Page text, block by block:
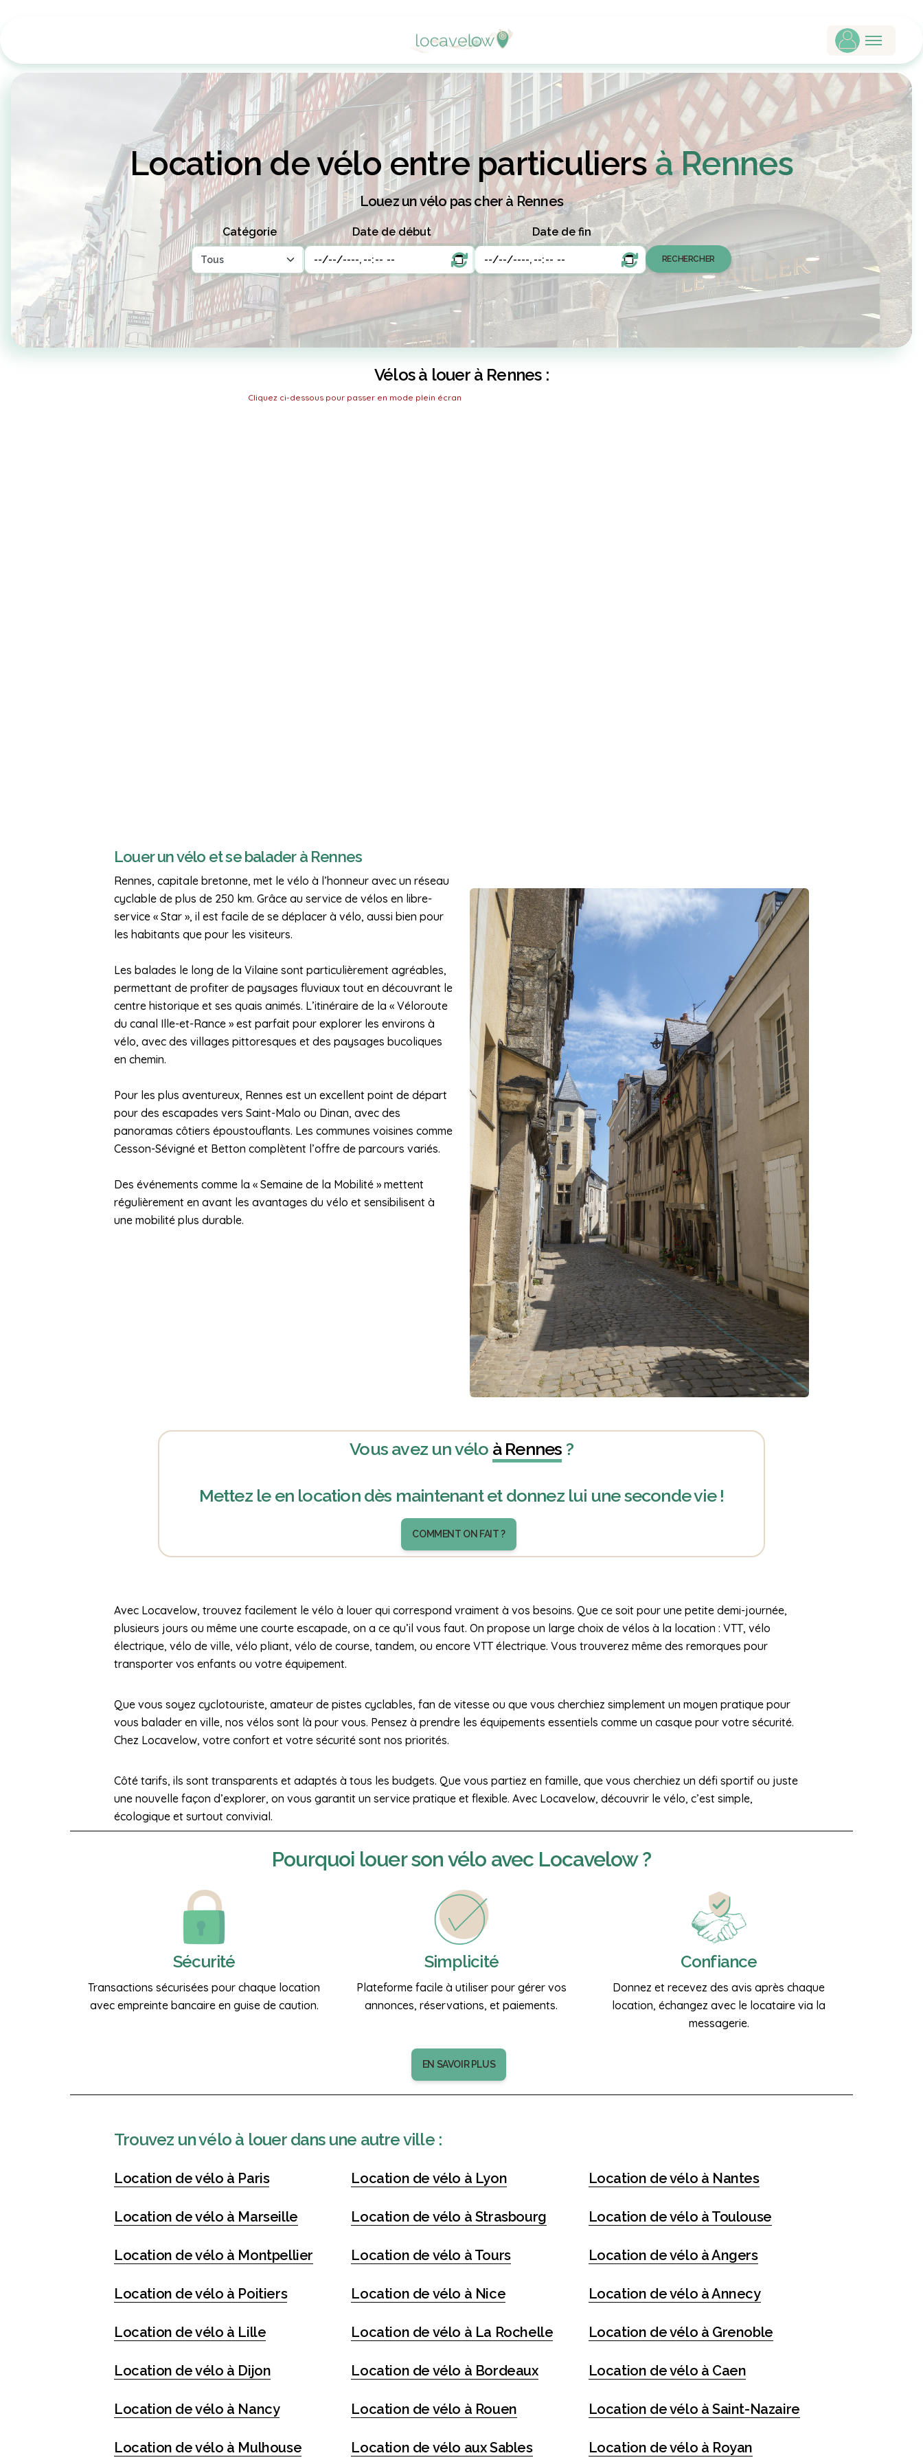
Location de vélo entre particuliersà Rennes
Louez un vélo pas cher à Rennes
Catégorie Date de début Date de fin
Vélos à louer à Rennes :
Cliquez ci-dessous pour passer en mode plein écran
Louer un vélo et se balader à Rennes
Rennes, capitale bretonne, met le vélo à l’honneur avec un réseau
cyclable de plus de 250 km. Grâce au service de vélos en libre-
service « Star », il est facile de se déplacer à vélo, aussi bien pour
les habitants que pour les visiteurs.
Les balades le long de la Vilaine sont particulièrement agréables,
permettant de profiter de paysages fluviaux tout en découvrant le
centre historique et ses quais animés. L’itinéraire de la « Véloroute
du canal Ille-et-Rance » est parfait pour explorer les environs à
vélo, avec des villages pittoresques et des paysages bucoliques
en chemin.
Pour les plus aventureux, Rennes est un excellent point de départ
pour des escapades vers Saint-Malo ou Dinan, avec des
panoramas côtiers époustouflants. Les communes voisines comme
Cesson-Sévigné et Betton complètent l’offre de parcours variés.
Des événements comme la « Semaine de la Mobilité » mettent
régulièrement en avant les avantages du vélo et sensibilisent à
une mobilité plus durable.
Vous avez un vélo à Rennes ?
Mettez le en location dès maintenant et donnez lui une seconde vie !
COMMENT ON FAIT ?
Avec Locavelow, trouvez facilement le vélo à louer qui correspond vraiment à vos besoins. Que ce soit pour une petite demi-journée,
plusieurs jours ou même une courte escapade, on a ce qu’il vous faut. On propose un large choix de vélos à la location : VTT, vélo
électrique, vélo de ville, vélo pliant, vélo de course, tandem, ou encore VTT électrique. Vous trouverez même des remorques pour
transporter vos enfants ou votre équipement.
Que vous soyez cyclotouriste, amateur de pistes cyclables, fan de vitesse ou que vous cherchiez simplement un moyen pratique pour
vous balader en ville, nos vélos sont là pour vous. Pensez à prendre les équipements essentiels comme un casque pour votre sécurité.
Chez Locavelow, votre confort et votre sécurité sont nos priorités.
Côté tarifs, ils sont transparents et adaptés à tous les budgets. Que vous partiez en famille, que vous cherchiez un défi sportif ou juste
une nouvelle façon d’explorer, on vous garantit un service pratique et flexible. Avec Locavelow, découvrir le vélo, c’est simple,
écologique et surtout convivial.
Pourquoi louer son vélo avec Locavelow ?
Sécurité
Transactions sécurisées pour chaque location
avec empreinte bancaire en guise de caution.
Simplicité
Plateforme facile à utiliser pour gérer vos
annonces, réservations, et paiements.
Confiance
Donnez et recevez des avis après chaque
location, échangez avec le locataire via la
messagerie.
EN SAVOIR PLUS
Trouvez un vélo à louer dans une autre ville :
Location de vélo à Paris Location de vélo à Lyon Location de vélo à Nantes
Location de vélo à Marseille Location de vélo à Strasbourg Location de vélo à Toulouse
Location de vélo à Montpellier Location de vélo à Tours Location de vélo à Angers
Location de vélo à Poitiers Location de vélo à Nice Location de vélo à Annecy
Location de vélo à Lille Location de vélo à La Rochelle Location de vélo à Grenoble
Location de vélo à Dijon Location de vélo à Bordeaux Location de vélo à Caen
Location de vélo à Nancy Location de vélo à Rouen Location de vélo à Saint-Nazaire
Location de vélo à Mulhouse
Location de vélo aux Sables
Location de vélo à Royan